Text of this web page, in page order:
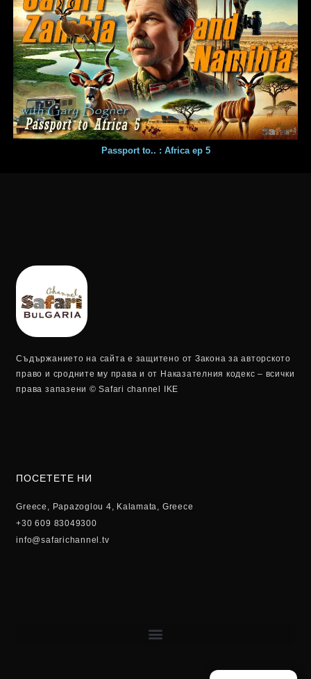
Passport to.. : Africa ep 5
Съдържанието на сайта е защитено от Закона за авторското
право и сродните му права и от Наказателния кодекс – всички
права запазени © Safari channel IKE
ПОСЕТЕТЕ НИ
Greece, Papazoglou 4, Kalamata, Greece
+30 609 83049300
info@safarichannel.tv